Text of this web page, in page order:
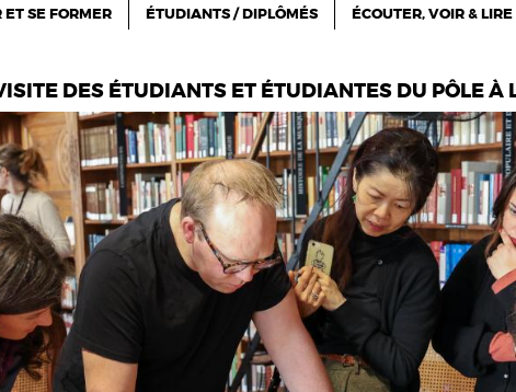
ET SE FORMER ÉTUDIANTS / DIPLÔMÉS ÉCOUTER, VOIR & LIRE
DES ÉTUDIANTS ET ÉTUDIANTES DU PÔLE À